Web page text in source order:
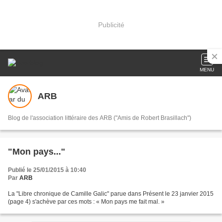
Publicité
MENU
ARB
Blog de l'association littéraire des ARB ("Amis de Robert Brasillach")
"Mon pays..."
Publié le 25/01/2015 à 10:40
Par ARB
La "Libre chronique de Camille Galic" parue dans Présent le 23 janvier 2015
(page 4) s'achève par ces mots : « Mon pays me fait mal. »